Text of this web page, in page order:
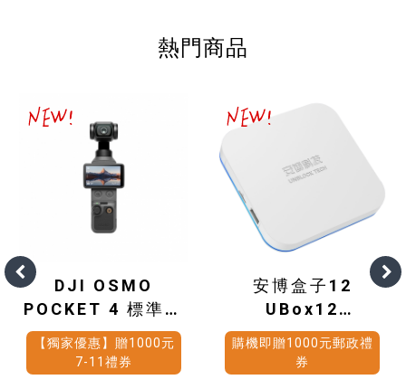
熱門商品
DJI OSMO
POCKET 4 標準套
裝
【獨家優惠】贈1000元
7-11禮券
安博盒子12
UBox12
(4G+64G)
購機即贈1000元郵政禮
券